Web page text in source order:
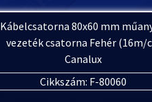
Kábelcsatorna 80x60 mm
vezeték csatorna Fehér (16m/
Canalux
Cikkszám: F-80060